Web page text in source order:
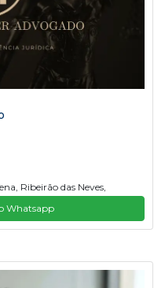
Ribeirão das Neves,
Whatsapp